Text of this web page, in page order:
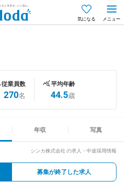
気になる
はじめてdodaをご利用される方へ
従業員数
270名
平均年齢
44.5歳
年収 写真
シンカ株式会社 の求人・中途採用情報
募集が終了した求人